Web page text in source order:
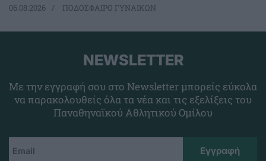
06.08.2026 ΠΟΔΟΣΦΑΙΡΟ ΓΥΝΑΙΚΩΝ
NEWSLETTER
Με την εγγραφή σου στο Newsletter μπορείς εύκολα
να παρακολουθείς όλα τα νέα και τις εξελίξεις του
Παναθηναϊκού Αθλητικού Ομίλου